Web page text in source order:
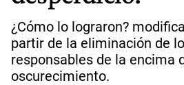
¿Cómo lo lograron?
partir de la eliminación de
responsables de la encima
oscurecimiento.